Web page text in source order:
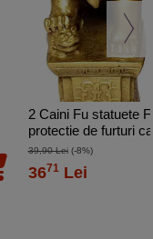
2 Caini Fu statuete
protectie de furturi
39,90 Lei(-8%)
3671Lei